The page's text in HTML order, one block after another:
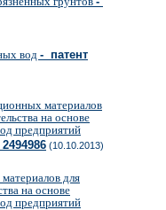
вод- патент
материалов
на основе
предприятий
(10.10.2013)
для
на основе
предприятий